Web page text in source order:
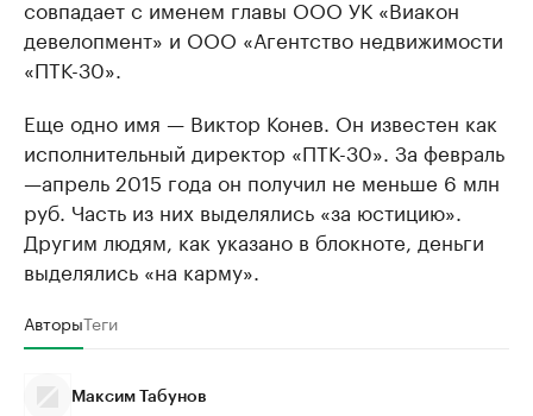
совпадает с именем главы ООО УК «Виакон
девелопмент» и ООО «Агентство недвижимости
«ПТК-30».
Еще одно имя​ — Виктор Конев. Он известен как
исполнительный директор «ПТК-30». За февраль
—апрель 2015 года он получил не меньше 6 млн
руб. Часть из них выделялись «за юстицию».
Другим людям, как указано в блокноте, деньги
выделялись «на карму».
АвторыТеги
Максим Табунов